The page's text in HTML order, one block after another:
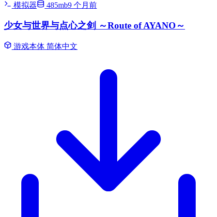
模拟器 485mb9 个月前
少女与世界与点心之剑 ～Route of AYANO～
游戏本体 简体中文